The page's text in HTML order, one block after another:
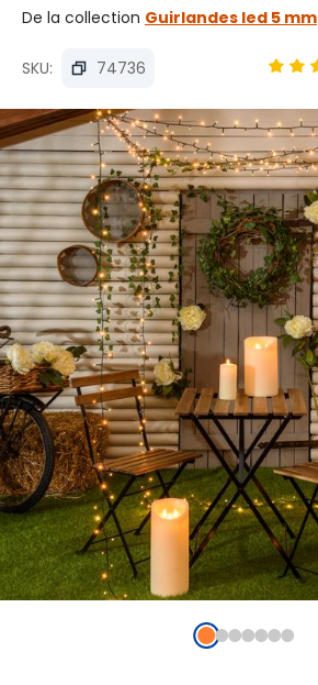
De la collection Guirlandes led 5 mm
SKU: 74736
Ignorer la galerie d'images